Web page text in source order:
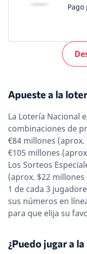
Apueste a la
La Lotería Nacional
combinaciones de
€84 millones
€105 millones
Los Sorteos
(aprox. $22
1 de cada 3
sus números en
para que elija su
¿Puedo jugar a